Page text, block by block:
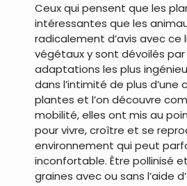
Ceux qui pensent que les
intéressantes que les
radicalement d’avis avec ce
végétaux y sont dévoilés par
adaptations les plus
dans l’intimité de plus d’une
plantes et l’on découvre
mobilité, elles ont mis au
pour vivre, croître et se
environnement qui peut
inconfortable. Être pollinisé
graines avec ou sans l’aide